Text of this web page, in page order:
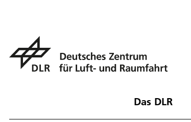
Das DLR